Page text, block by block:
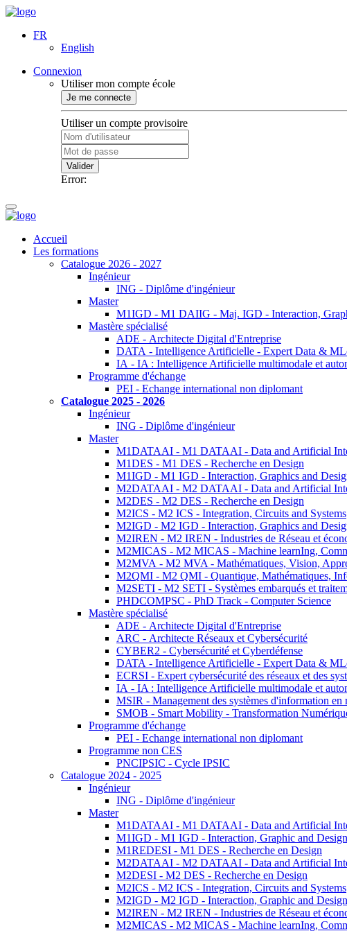
FR
English
Connexion
Utiliser mon compte école
Je me connecte
Utiliser un compte provisoire
Valider
Error:
Accueil
Les formations
Catalogue 2026 - 2027
Ingénieur
ING - Diplôme d'ingénieur
Master
M1IGD - M1 DAIIG - Maj. IGD - Interaction,
Mastère spécialisé
ADE - Architecte Digital d'Entreprise
DATA - Intelligence Artificielle - Expert Data &
IA - IA : Intelligence Artificielle multimodale et
Programme d'échange
PEI - Echange international non diplomant
Catalogue 2025 - 2026
Ingénieur
ING - Diplôme d'ingénieur
Master
M1DATAAI - M1 DATAAI - Data and Artificial
M1DES - M1 DES - Recherche en Design
M1IGD - M1 IGD - Interaction, Graphics and
M2DATAAI - M2 DATAAI - Data and Artificial
M2DES - M2 DES - Recherche en Design
M2ICS - M2 ICS - Integration, Circuits and Systems
M2IGD - M2 IGD - Interaction, Graphics and
M2IREN - M2 IREN - Industries de Réseau et
M2MICAS - M2 MICAS - Machine learnIng,
M2MVA - M2 MVA - Mathématiques, Vision,
M2QMI - M2 QMI - Quantique, Mathématiques,
M2SETI - M2 SETI - Systèmes embarqués et
PHDCOMPSC - PhD Track - Computer Science
Mastère spécialisé
ADE - Architecte Digital d'Entreprise
ARC - Architecte Réseaux et Cybersécurité
CYBER2 - Cybersécurité et Cyberdéfense
DATA - Intelligence Artificielle - Expert Data &
ECRSI - Expert cybersécurité des réseaux et des
IA - IA : Intelligence Artificielle multimodale et
MSIR - Management des systèmes d'information en
SMOB - Smart Mobility - Transformation
Programme d'échange
PEI - Echange international non diplomant
Programme non CES
PNCIPSIC - Cycle IPSIC
Catalogue 2024 - 2025
Ingénieur
ING - Diplôme d'ingénieur
Master
M1DATAAI - M1 DATAAI - Data and Artificial
M1IGD - M1 IGD - Interaction, Graphic and Design
M1REDESI - M1 DES - Recherche en Design
M2DATAAI - M2 DATAAI - Data and Artificial
M2DESI - M2 DES - Recherche en Design
M2ICS - M2 ICS - Integration, Circuits and Systems
M2IGD - M2 IGD - Interaction, Graphic and Design
M2IREN - M2 IREN - Industries de Réseau et
M2MICAS - M2 MICAS - Machine learnIng,